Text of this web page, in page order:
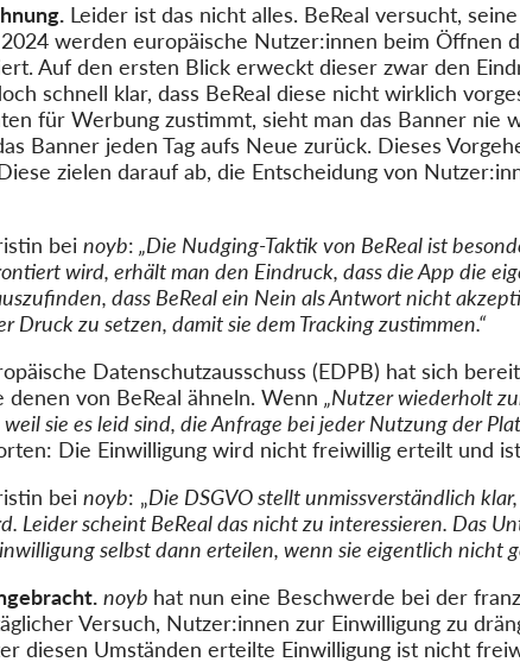
Leider ist das nicht alles. BeReal versucht,
werden europäische Nutzer:innen beim Öffnen
Auf den ersten Blick erweckt dieser zwar den
schnell klar, dass BeReal diese nicht wirklich
für Werbung zustimmt, sieht man das Banner nie
Banner jeden Tag aufs Neue zurück. Dieses
zielen darauf ab, die Entscheidung von
bei noyb: „Die Nudging-Taktik von BeReal ist
wird, erhält man den Eindruck, dass die App die
dass BeReal ein Nein als Antwort nicht
zu setzen, damit sie dem Tracking zustimmen.“
Datenschutzausschuss (EDPB) hat sich
von BeReal ähneln. Wenn „Nutzer wiederholt
sie es leid sind, die Anfrage bei jeder Nutzung der
Die Einwilligung wird nicht freiwillig erteilt und
bei noyb: „Die DSGVO stellt unmissverständlich
Leider scheint BeReal das nicht zu interessieren. Das
selbst dann erteilen, wenn sie eigentlich nicht
noyb hat nun eine Beschwerde bei der
Versuch, Nutzer:innen zur Einwilligung zu
diesen Umständen erteilte Einwilligung ist nicht